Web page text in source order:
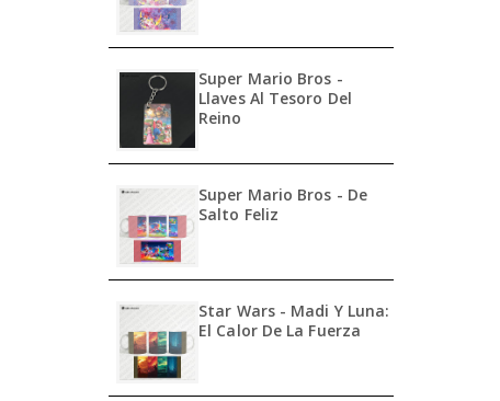
Super Mario Bros -
Llaves Al Tesoro Del
Reino
Super Mario Bros - De
Salto Feliz
Star Wars - Madi Y Luna:
El Calor De La Fuerza